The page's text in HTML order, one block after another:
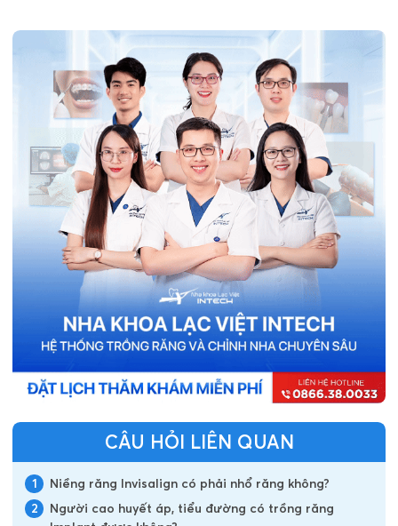
CÂU HỎI LIÊN QUAN
1
Niềng răng Invisalign có phải nhổ răng không?
2
Người cao huyết áp, tiểu đường có trồng răng